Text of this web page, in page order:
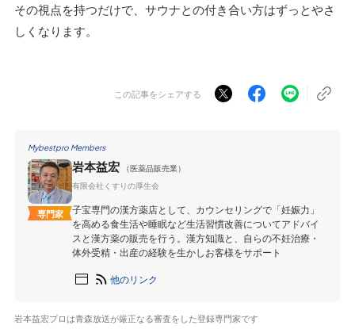
その視点を持つだけで、サウナとの付き合い方はずっとやさ
しくなります。
この記事をシェアする
Mybestpro Members
専門家
岩本益宏
（医薬品販売業）
有限会社くすりの厚生会
子宝専門の漢方薬店として、カウンセリングで「妊娠力」
を高める食生活や睡眠など生活習慣改善についてアドバイ
スと漢方薬の販売を行う。漢方知識と、自らの不妊治療・
体外受精・出産の経験を生かしお客様をサポート
他のリンク
岩本益宏プロは青森放送が厳正なる審査をした登録専門家です